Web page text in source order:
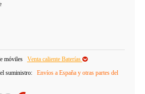
móviles
Venta caliente Baterías
suministro:
Envíos a España y otras partes del